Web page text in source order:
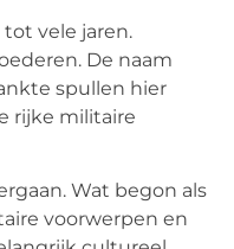
vele jaren.
De naam
spullen hier
rijke militaire
Wat begon als
voorwerpen en